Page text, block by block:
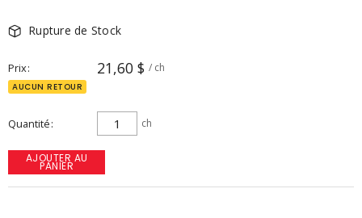
Rupture de Stock
Prix 21,60 $ / ch
AUCUN RETOUR
Quantité ch
AJOUTER AU
PANIER